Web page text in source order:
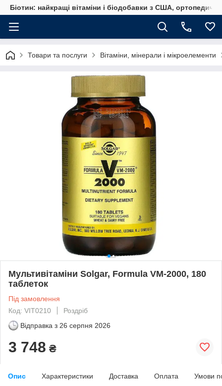
Біотин: найкращі вітаміни і біодобавки з США,
Товари та послуги Вітаміни, мінерали і мікроелементи
Мультивітаміни Solgar, Formula VM-2000, 180
таблеток
Під замовлення
Код: VIT0210
Роздріб
Відправка з 26 серпня 2026
3 748 ₴
Опис Характеристики Доставка Оплата Умови